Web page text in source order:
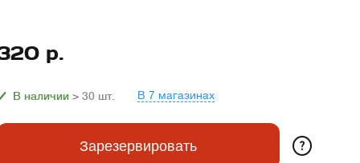
р.
В наличии > 30 шт. В 7 магазинах
Зарезервировать ?